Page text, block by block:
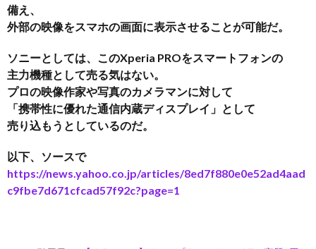
備え、
外部の映像をスマホの画面に表示させることが可能だ。
ソニーとしては、このXperia PROをスマートフォンの
主力機種として売る気はない。
プロの映像作家や写真のカメラマンに対して
「携帯性に優れた通信内蔵ディスプレイ」として
売り込もうとしているのだ。
以下、ソースで
https://news.yahoo.co.jp/articles/8ed7f880e0e52ad4aad
c9fbe7d671cfcad57f92c?page=1